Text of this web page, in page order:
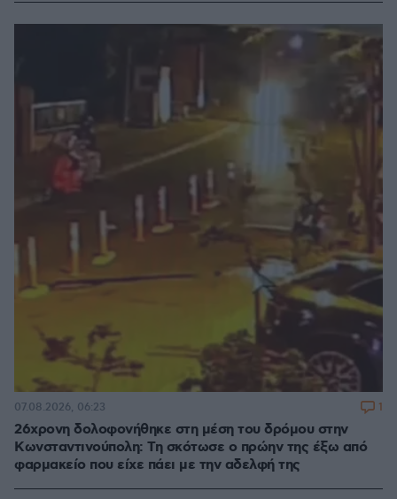
26χρονη δολοφονήθηκε στη μέση του δρόμου στην
Κωνσταντινούπολη: Τη σκότωσε ο πρώην της έξω από
φαρμακείο που είχε πάει με την αδελφή της
07.08.2026, 06:23 1